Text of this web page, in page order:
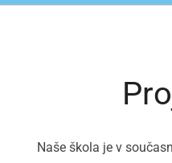
Naše škola je v